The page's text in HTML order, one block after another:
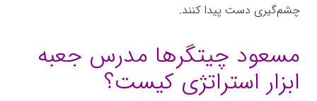
چشم‌گیری دست پیدا کنند.
مسعود چیتگرها مدرس جعبه
ابزار استراتژی کیست؟